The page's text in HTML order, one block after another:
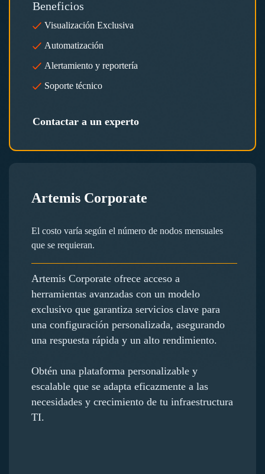
Beneficios
Visualización Exclusiva
Automatización
Alertamiento y reportería
Soporte técnico
Contactar a un experto
Artemis Corporate
El costo varía según el número de nodos mensuales
que se requieran.
Artemis Corporate ofrece acceso a
herramientas avanzadas con un modelo
exclusivo que garantiza servicios clave para
una configuración personalizada, asegurando
una respuesta rápida y un alto rendimiento.
Obtén una plataforma personalizable y
escalable que se adapta eficazmente a las
necesidades y crecimiento de tu infraestructura
TI.